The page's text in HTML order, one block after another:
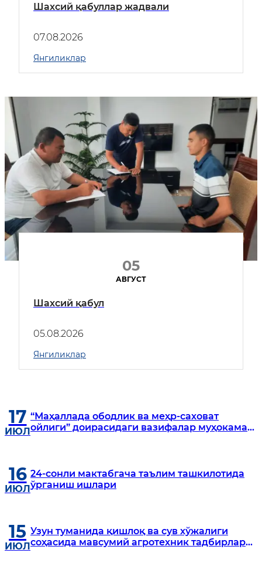
Шахсий қабуллар жадвали
07.08.2026
Янгиликлар
05
АВГУСТ
Шахсий қабул
05.08.2026
Янгиликлар
17
ИЮЛ
“Маҳаллада ободлик ва меҳр-саховат
ойлиги” доирасидаги вазифалар муҳокама
16
ИЮЛ
24-сонли мактабгача таълим ташкилотида
ўрганиш ишлари
15
ИЮЛ
Узун туманида қишлоқ ва сув хўжалиги
соҳасида мавсумий агротехник тадбирлар